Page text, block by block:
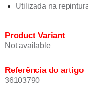
Utilizada na
Product Variant
Not available
Referência do artigo
36103790